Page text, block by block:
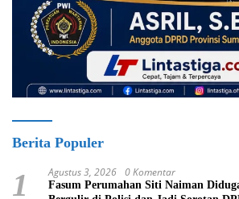
Berita Populer
1 Agustus 3, 2026 0 Komentar
Fasum Perumahan Siti Naiman